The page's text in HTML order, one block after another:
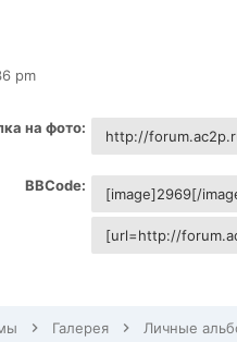
pm
на фото:
BBCode:
Галерея Личные